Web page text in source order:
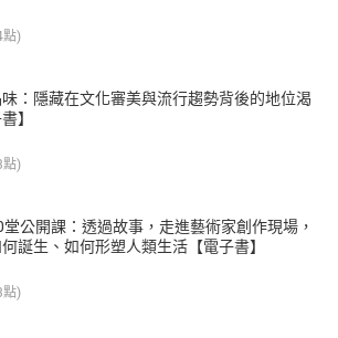
點)
：隱藏在文化審美與流行趨勢背後的地位渴
】
點)
堂公開課：透過故事，走進藝術家創作現場，
誕生、如何形塑人類生活【電子書】
點)